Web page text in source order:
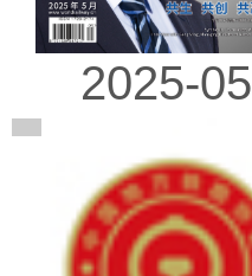
2025-05